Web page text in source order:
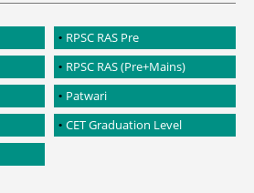
RPSC RAS Pre
RPSC RAS (Pre+Mains)
Patwari
CET Graduation Level